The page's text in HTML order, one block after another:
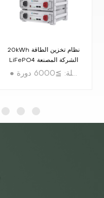
20kWh نظام تخزين الطاقة
LiFePO4 الشركة المصنعة
للبطارية
● السلامة العالية: استخدام التكنولوجيا الأساسية لبطارية ليثيوم فوسفات الحديد الأكثر تقدما ● سهولة التوسيع: تكوين متعدد المتوازيات، يصل إلى 16 مجموعة (81.92 كيلووات في الساعة) ● حياة طويلة: ≧6000 دورة ● Buit-In BMS: حماية BMS مدمجة فائقة الأمان ● الوصول عن بعد باستخدام Bluetooth / WiFi للمراقبة، لتقليل تكاليف التشغيل والصيانة ● الاعتماد: IEC62619 / UL1973 / UL9540A / CE-EMC / UN38.3 / FCC